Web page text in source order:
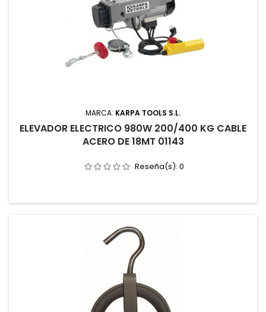
MARCA: KARPA TOOLS S.L.
ELEVADOR ELECTRICO 980W 200/400 KG CABLE
ACERO DE 18MT 01143
Reseña(s): 0